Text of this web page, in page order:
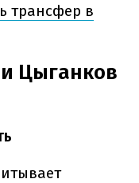
трансфер в
Цыганков